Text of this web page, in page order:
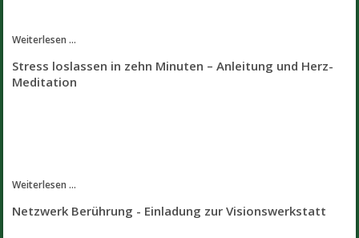
Weiterlesen ...
Stress loslassen in zehn Minuten – Anleitung und Herz-
Meditation
Weiterlesen ...
Netzwerk Berührung - Einladung zur Visionswerkstatt